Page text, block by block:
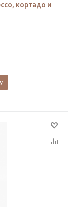
кортадо и